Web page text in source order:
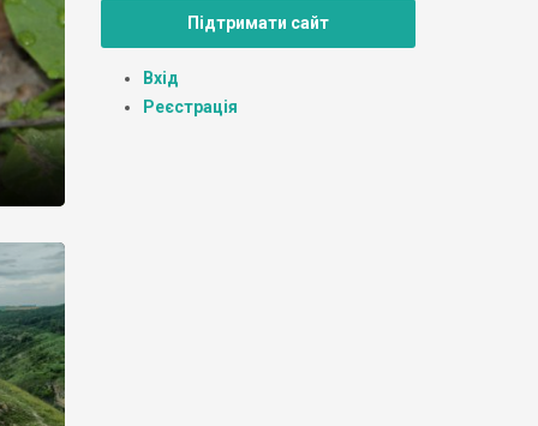
Підтримати сайт
Вхід
Реєстрація